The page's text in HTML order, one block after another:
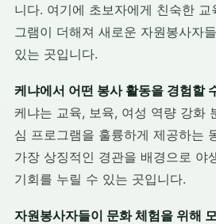
니다. 여기에 초보자에게 친숙한
그램이 더해져 새로운 자원봉사자
있는 곳입니다.
케냐에서 어떤 봉사 활동을 경험할
케냐는 교육, 보육, 여성 역량 강화
심 프로그램을 훌륭하게 제공하는
가장 상징적인 경관을 배경으로 야
기회를 누릴 수 있는 곳입니다.
자원봉사자들이 문화 체험을 위해